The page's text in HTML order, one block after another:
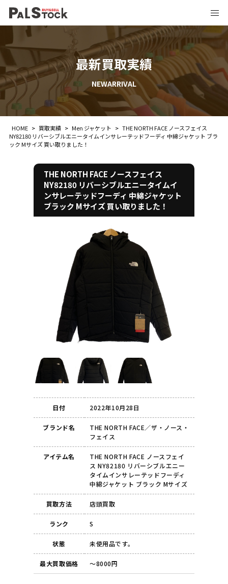
最新買取実績
NEWARRIVAL
HOME > 買取実績 > Men ジャケット > THE NORTH FACE ノースフェイス
NY82180 リバーシブルエニータイムインサレーテッドフーディ 中綿ジャケット ブラ
ック Mサイズ 買い取りました！
THE NORTH FACE ノースフェイス
NY82180 リバーシブルエニータイムイ
ンサレーテッドフーディ 中綿ジャケット
ブラック Mサイズ 買い取りました！
日付 2022年10月28日
ブランド名
THE NORTH FACE／ザ・ノース・
フェイス
アイテム名
THE NORTH FACE ノースフェイ
ス NY82180 リバーシブルエニー
タイムインサレーテッドフーディ
中綿ジャケット ブラック Mサイズ
買取方法 店頭買取
ランク S
状態 未使用品です。
最大買取価格 ～8000円